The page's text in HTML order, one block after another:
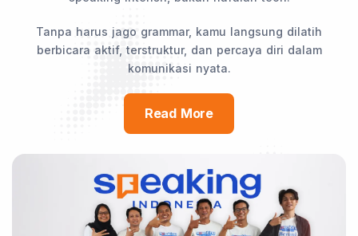
Tanpa harus jago grammar, kamu langsung dilatih
berbicara aktif, terstruktur, dan percaya diri dalam
komunikasi nyata.
Read More